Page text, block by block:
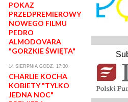
POKAZ
PRZEDPREMIEROWY
NOWEGO FILMU
PEDRO
ALMODOVARA
"GORZKIE ŚWIĘTA"
14 SIERPNIA GODZ. 17:30
CHARLIE KOCHA
KOBIETY "TYLKO
JEDNA NOC"